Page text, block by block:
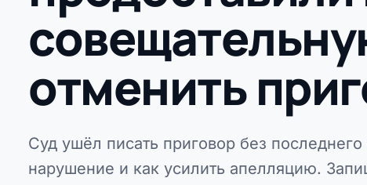
отменить
Суд ушёл писать приговор без
нарушение и как усилить апелляцию.